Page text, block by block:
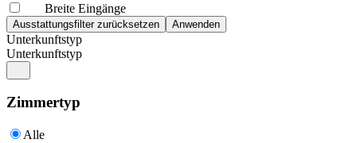
Breite Eingänge
Unterkunftstyp
Unterkunftstyp
Zimmertyp
Alle